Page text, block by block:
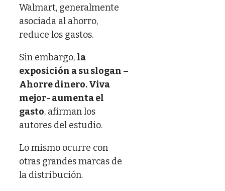
Walmart, generalmente
asociada al ahorro,
reduce los gastos.
Sin embargo, la
exposición a su slogan –
Ahorre dinero. Viva
mejor- aumenta el
gasto, afirman los
autores del estudio.
Lo mismo ocurre con
otras grandes marcas de
la distribución.